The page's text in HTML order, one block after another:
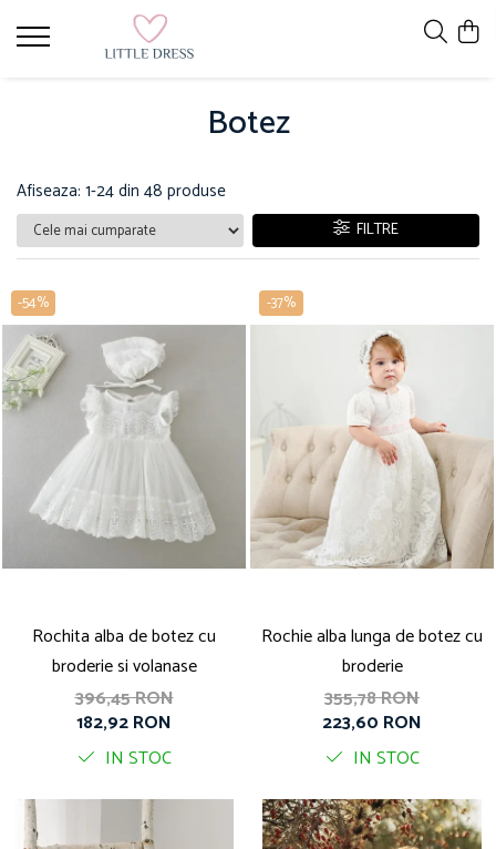
Botez
Afiseaza: 1-24din 48 produse
FILTRE
-54%
Rochita alba de botez cu
broderie si volanase
396,45 RON
182,92 RON
IN STOC
-37%
Rochie alba lunga de botez cu
broderie
355,78 RON
223,60 RON
IN STOC